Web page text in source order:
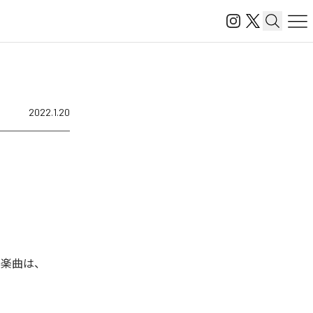
2022.1.20
曲は、